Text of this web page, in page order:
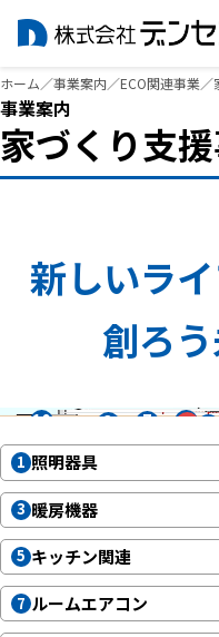
内
容
を
ス
ホーム／事業案内／ECO関連事業／
事業案内
家づくり支
新しいライ
創ろ
1
2 3 7
8 9
10 12
1 照明器具
3 暖房機器
5 キッチン関連
7 ルームエアコン